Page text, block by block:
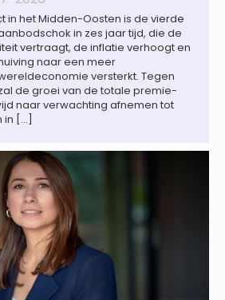
in het Midden-Oosten is de vierde
in zes jaar tijd, die de
vertraagt, de inflatie verhoogt en
naar een meer
versterkt. Tegen
de groei van de totale premie-
naar verwachting afnemen tot
in […]